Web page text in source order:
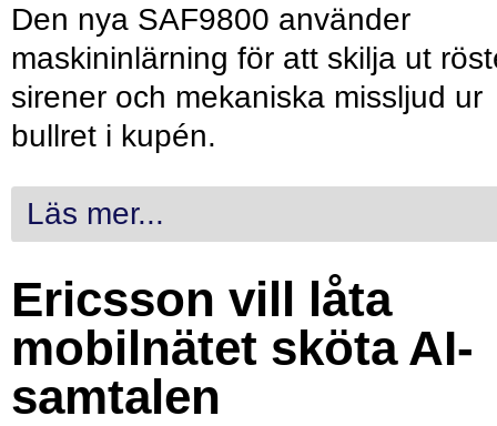
Den nya SAF9800 använder
maskininlärning för att skilja ut
sirener och mekaniska missljud ur
bullret i kupén.
Läs mer...
Ericsson vill låta
mobilnätet sköta AI-
samtalen